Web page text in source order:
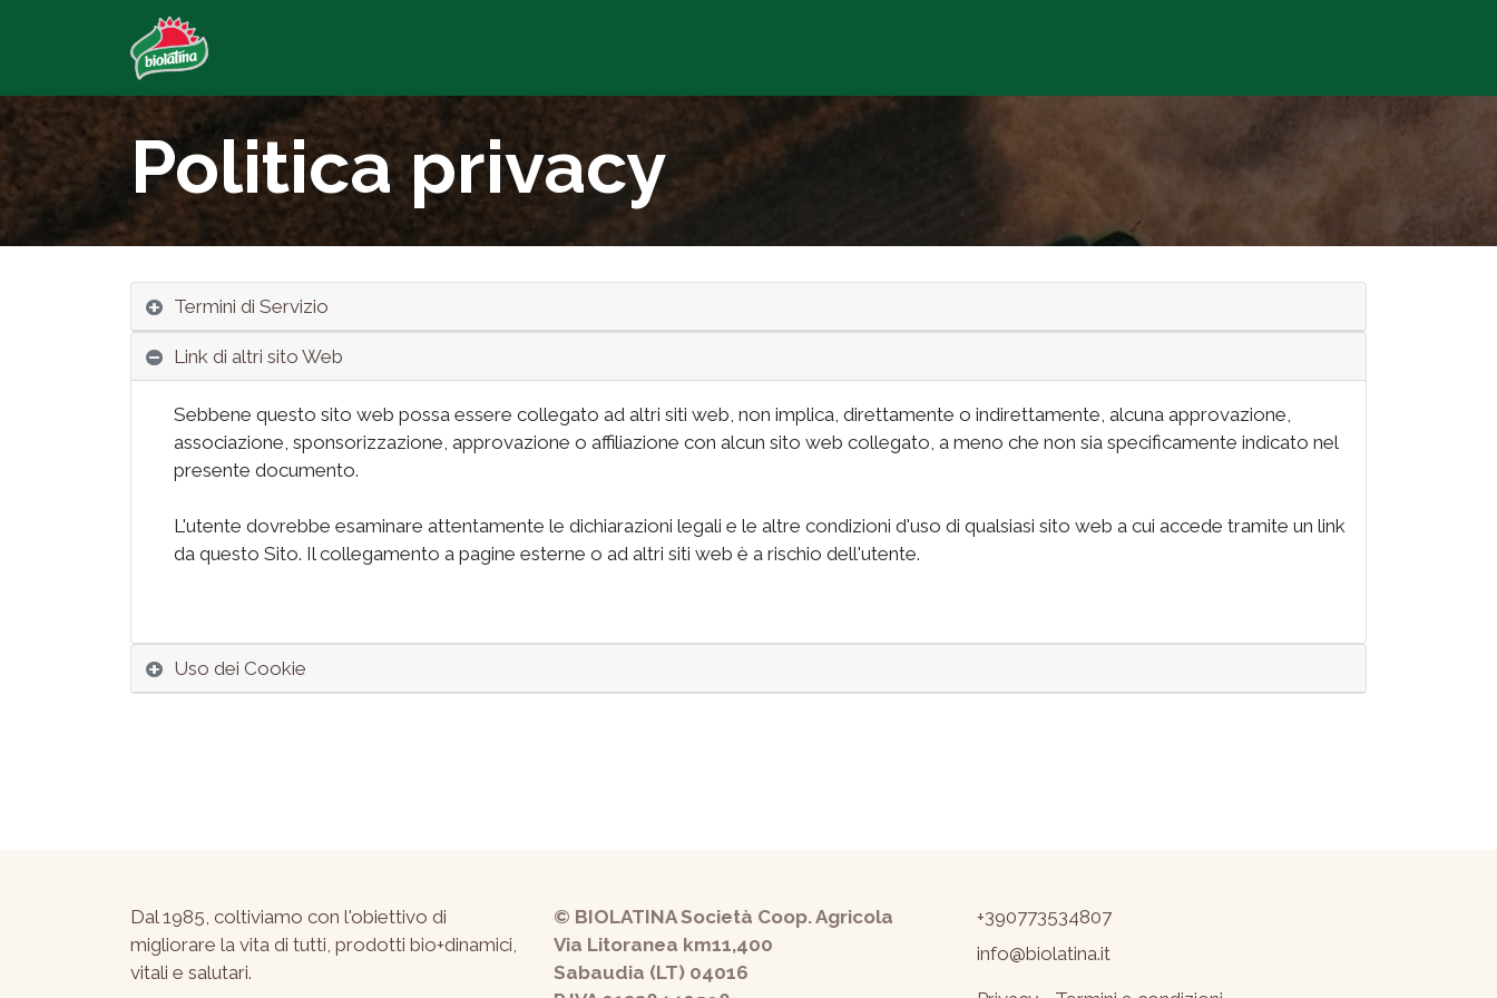
Politica privacy
Termini di Servizio
Link di altri sito Web
Sebbene questo sito web possa essere collegato ad altri siti web, non implica, direttamente o indirettamente, alcuna approvazione,
associazione, sponsorizzazione, approvazione o affiliazione con alcun sito web collegato, a meno che non sia specificamente indicato nel
presente documento.
L'utente dovrebbe esaminare attentamente le dichiarazioni legali e le altre condizioni d'uso di qualsiasi sito web a cui accede tramite un link
da questo Sito. Il collegamento a pagine esterne o ad altri siti web è a rischio dell'utente.
Uso dei Cookie
Dal 1985, coltiviamo con l'obiettivo di
migliorare la vita di tutti, prodotti bio+dinamici,
vitali e salutari.
© BIOLATINA Società Coop. Agricola
Via Litoranea km11,400
Sabaudia (LT) 04016
+390773534807
info@biolatina.it